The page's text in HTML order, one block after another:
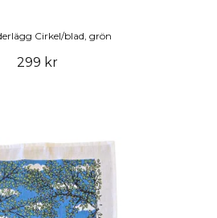
Cirkel/blad, grön
299 kr